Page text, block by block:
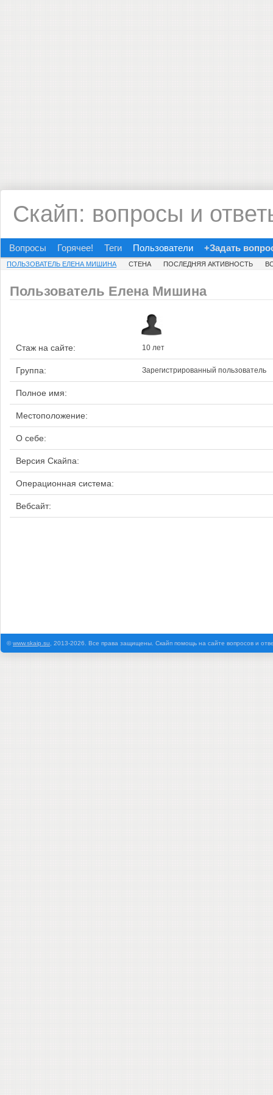
Скайп: вопросы и
Вопросы Горячее! Теги Пользователи +Задать
ПОЛЬЗОВАТЕЛЬ ЕЛЕНА МИШИНА СТЕНА ПОСЛЕДНЯЯ АКТИВНОСТЬ
Пользователь Елена Мишина
Стаж на сайте: 10 лет
Группа: Зарегистрированный пользователь
Полное имя:
Местоположение:
О себе:
Версия Скайпа:
Операционная система:
Вебсайт:
©www.skaip.su , 2013-2026. Все права защищены. Скайп помощь на сайте вопросов и